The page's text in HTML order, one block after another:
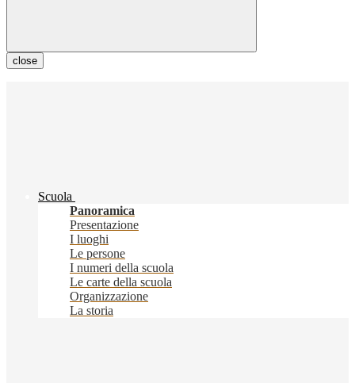
close
Scuola
Panoramica
Presentazione
I luoghi
Le persone
I numeri della scuola
Le carte della scuola
Organizzazione
La storia